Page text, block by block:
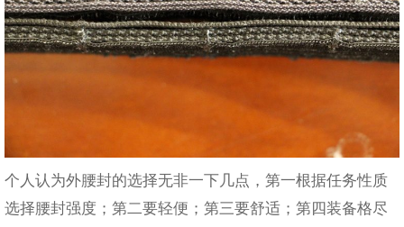
个人认为外腰封的选择无非一下几点，第一根据任务性质
选择腰封强度；第二要轻便；第三要舒适；第四装备格尽